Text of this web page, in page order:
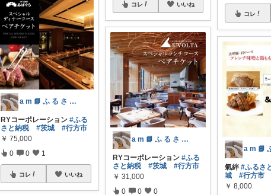
a m 📘 ふ る さ と 納 税 本
RYコーポレーション#ふる
さと納税
#茨城
#行方市
￥ 75,000
0 0 1
コレ いいね
コレ いいね
a m 📘 ふ る さ と 納 税 本
RYコーポレーション#ふる
さと納税
#茨城
#行方市
￥ 31,000
0 0 0
コレ
氣絆#ふるさ
城
#行方市
￥ 8,000